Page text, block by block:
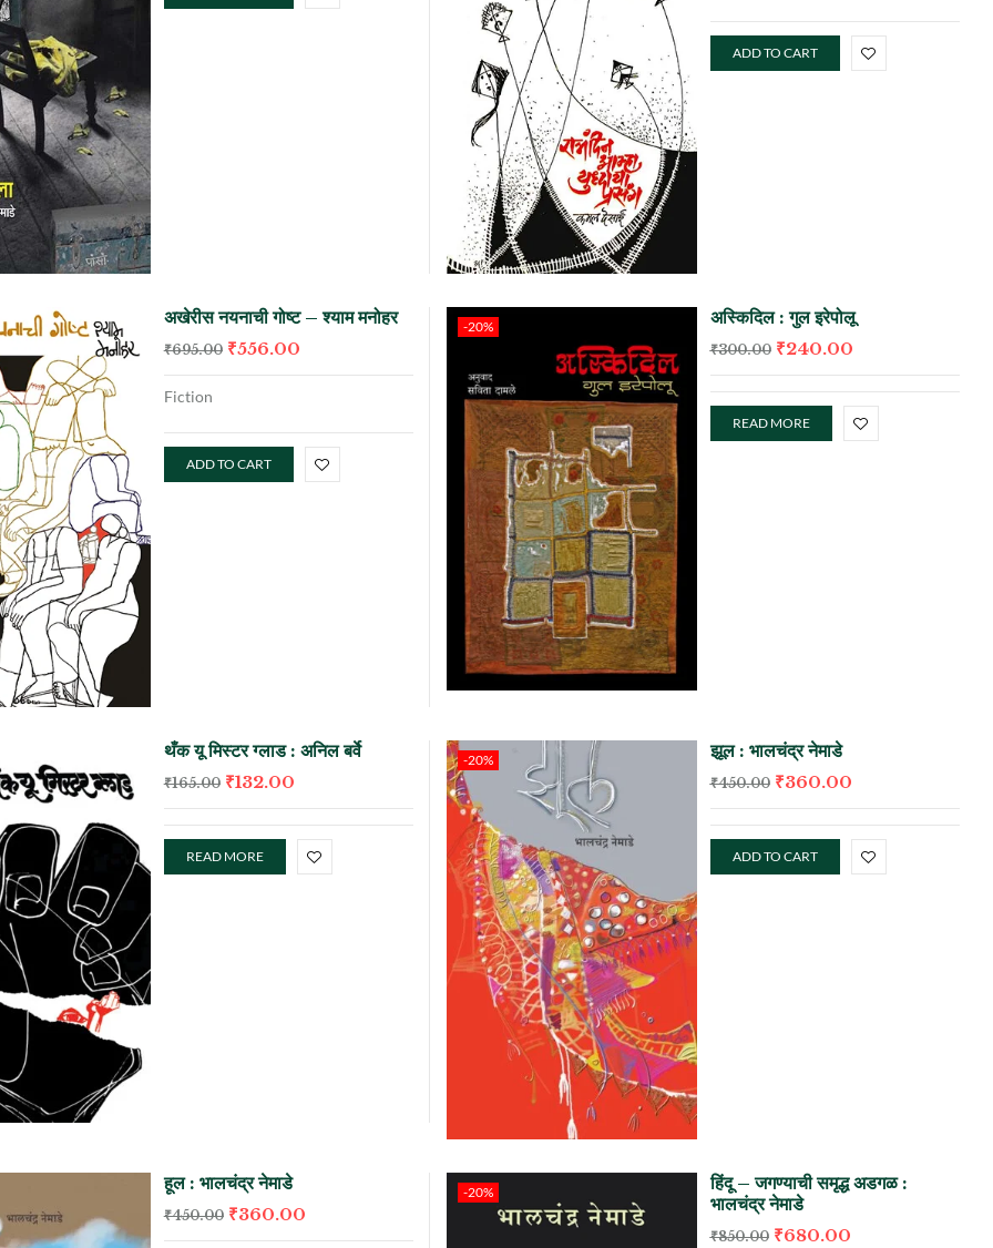
ADD TO CART
अखेरीस नयनाची गोष्ट – श्याम मनोहर
₹695.00 ₹556.00
Fiction
ADD TO CART
-20% अस्किदिल : गुल इरेपोलू
₹300.00 ₹240.00
READ MORE
थँक यू मिस्टर ग्लाड : अनिल बर्वे
₹165.00 ₹132.00
READ MORE
-20% झूल : भालचंद्र नेमाडे
₹450.00 ₹360.00
ADD TO CART
हूल : भालचंद्र नेमाडे
₹450.00 ₹360.00
-20%
हिंदू – जगण्याची समृद्ध अडगळ :
भालचंद्र नेमाडे
₹850.00 ₹680.00